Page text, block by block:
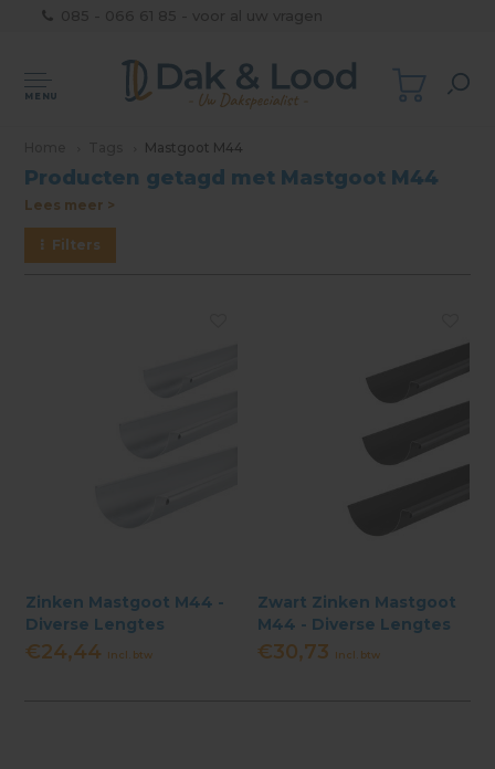
MENU
Mastgoot M44
Producten getagd met Mastgoot M44
Lees meer >
Filters
Zinken Mastgoot M44 -
Diverse Lengtes
€24,44 Incl. btw
Zwart Zinken Mastgoot
M44 - Diverse Lengtes
€30,73 Incl. btw